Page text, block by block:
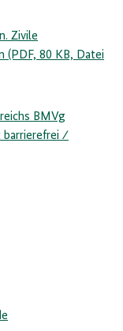
Zivile
(PDF, 80 KB, Datei
BMVg
barrierefrei ⁄